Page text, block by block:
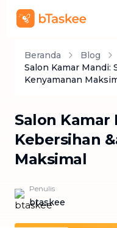
Beranda Blog
Salon Kamar Mandi:
Kenyamanan
Salon Kamar
Kebersihan
Maksimal
Penulis
btaskee